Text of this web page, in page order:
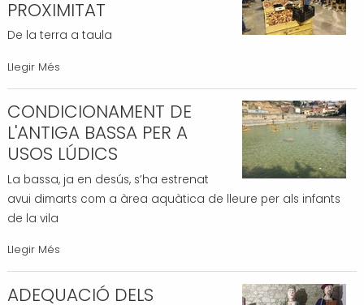
PROXIMITAT
De la terra a taula
I
JORNADES
DE
PRODUCTES
DE
PROXIMITAT
-
Llegir Més
CONDICIONAMENT DE
L'ANTIGA BASSA PER A
USOS LÚDICS
La bassa, ja en desús, s’ha estrenat
avui dimarts com a àrea aquàtica de lleure per als infants
de la vila
CONDICIONAMENT
DE
L'ANTIGA
Llegir Més
ADEQUACIÓ DELS